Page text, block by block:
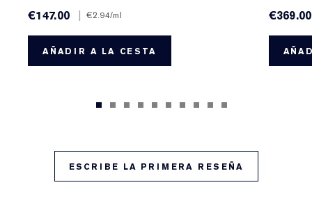
€147.00
| €2.94/ml
AÑADIR A LA CESTA
€369.00
ESCRIBE LA PRIMERA RESEÑA